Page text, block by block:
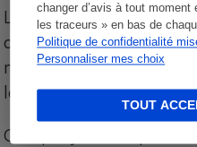
changer d’avis à tout
les traceurs » en bas de
Politique de confidentialité
Personnaliser mes choix
TOUT
Les comparaisons sont
des produits des
marques de
leurs équivalents chez
Chaque jour, les prix